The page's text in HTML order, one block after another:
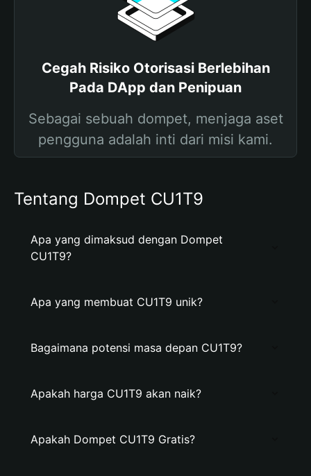
Cegah Risiko Otorisasi Berlebihan
Pada DApp dan Penipuan
Sebagai sebuah dompet, menjaga aset
pengguna adalah inti dari misi kami.
Tentang Dompet CU1T9
Apa yang dimaksud dengan Dompet
CU1T9?
Apa yang membuat CU1T9 unik?
Bagaimana potensi masa depan CU1T9?
Apakah harga CU1T9 akan naik?
Apakah Dompet CU1T9 Gratis?